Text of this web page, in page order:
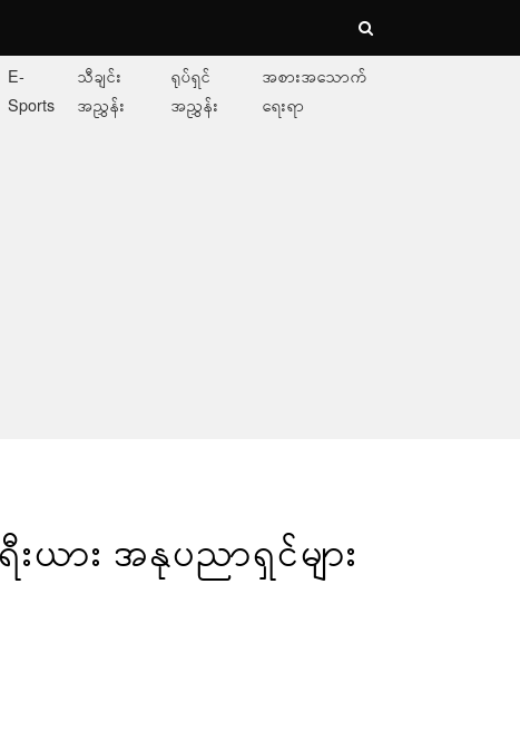
E-
Sports
သီချင်း
အညွှန်း
ရုပ်ရှင်
အညွှန်း
အစားအသောက်
ရေးရာ
း အနုပညာရှင်များ